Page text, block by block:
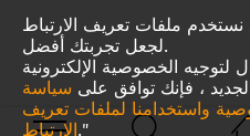
نستخدم ملفات تعريف الارتباط
لجعل تجربتك أفضل.
لتوجيه الخصوصية الإلكترونية
، فإنك توافق على سياسة
واستخدامنا لملفات تعريف
الارتباط."تطبيقات لدينا في